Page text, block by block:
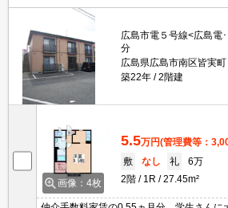
広島市電５号線<広島電
分
広島県広島市南区皆実町
築22年
2階建
画像：4枚
5.5万円(管理費等：
敷
なし 礼
6万
2階
1R 27.45m²